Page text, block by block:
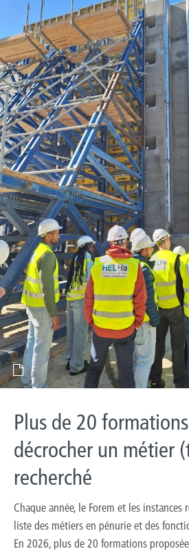
Plus de 20
décrocher un métier
recherché
Chaque année, le Forem et les
liste des métiers en pénurie et des
En 2026, plus de 20 formations